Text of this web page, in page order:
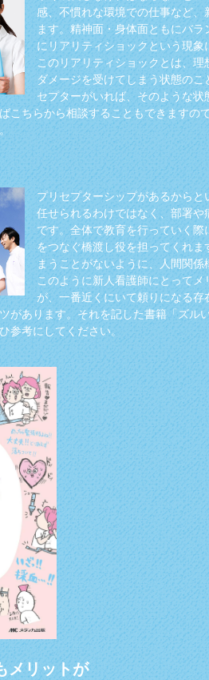
感、不慣れな環境での仕事など
ます。精神面・身体面ともにバ
にリアリティショックという現
このリアリティショックとは、
ダメージを受けてしまう状態の
セプターがいれば、そのような
こちらから相談することもできますの
プリセプターシップがあるから
任せられるわけではなく、部署
です。全体で教育を行っていく
をつなぐ橋渡し役を担ってくれ
まうことがないように、人間関
このように新人看護師にとって
が、一番近くにいて頼りになる
があります。それを記した書籍「ズル
参考にしてください。
メリットが